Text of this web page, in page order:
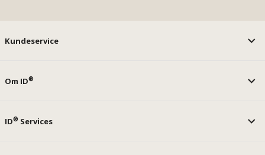
Kundeservice
Om ID®
ID® Services